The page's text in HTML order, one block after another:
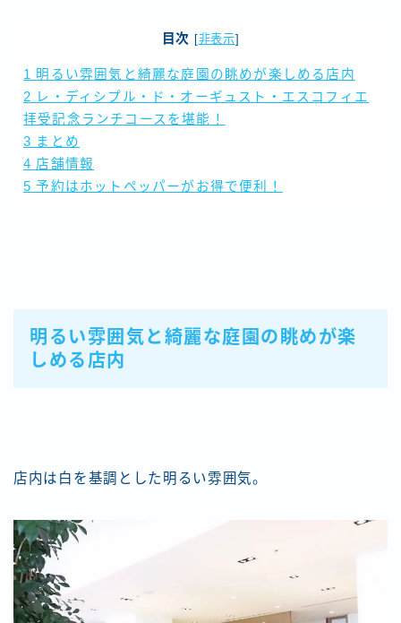
目次 [非表示]
1 明るい雰囲気と綺麗な庭園の眺めが楽しめる店内
2 レ・ディシプル・ド・オーギュスト・エスコフィエ
拝受記念ランチコースを堪能！
3 まとめ
4 店舗情報
5 予約はホットペッパーがお得で便利！
明るい雰囲気と綺麗な庭園の眺めが楽
しめる店内
店内は白を基調とした明るい雰囲気。